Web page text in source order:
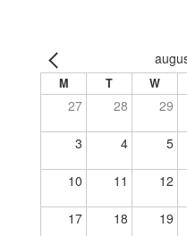
M T W
27 28 29
3 4 5
10 11 12
17 18 19